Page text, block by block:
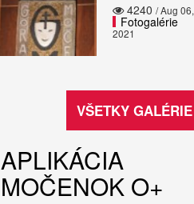
4240
Fotogalérie
/ Aug 06,
2021
VŠETKY GALÉRIE
APLIKÁCIA
MOČENOK O+